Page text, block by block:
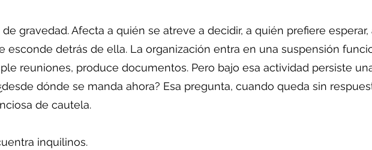
gravedad. Afecta a quién se atreve a decidir, a quién prefiere esperar,
esconde detrás de ella. La organización entra en una suspensión
reuniones, produce documentos. Pero bajo esa actividad persiste
dónde se manda ahora? Esa pregunta, cuando queda sin
de cautela.
inquilinos.